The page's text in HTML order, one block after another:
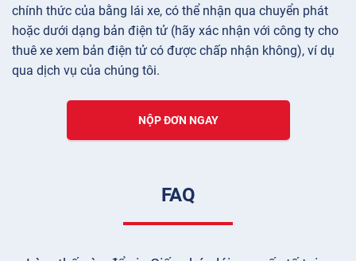
chính thức của bằng lái xe, có thể nhận qua chuyển phát
hoặc dưới dạng bản điện tử (hãy xác nhận với công ty cho
thuê xe xem bản điện tử có được chấp nhận không), ví dụ
qua dịch vụ của chúng tôi.
NỘP ĐƠN NGAY
FAQ